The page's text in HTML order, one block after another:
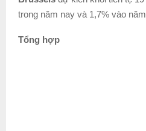
trong năm nay và 1,7% vào
Tổng hợp